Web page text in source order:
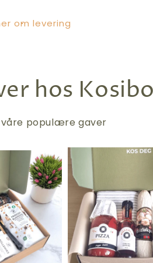
om levering
hos
våre populære gaver